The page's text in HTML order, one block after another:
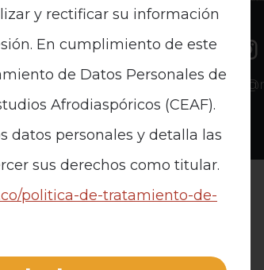
y rectificar su información
En cumplimiento de este
de Datos Personales de
Afrodiaspóricos (CEAF).
datos personales y detalla las
sus derechos como titular.
politica-de-tratamiento-de-